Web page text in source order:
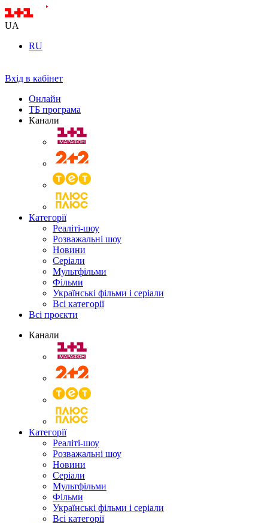
UA
RU
Вхід в кабінет
Онлайн
ТБ програма
Канали
Категорії
Реаліті-шоу
Розважальні шоу
Новини
Серіали
Мультфільми
Фільми
Українські фільми і серіали
Всі категорії
Всі проєкти
Канали
Категорії
Реаліті-шоу
Розважальні шоу
Новини
Серіали
Мультфільми
Фільми
Українські фільми і серіали
Всі категорії